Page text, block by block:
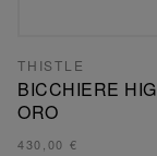
THISTLE
BICCHIERE
ORO
430,00 €